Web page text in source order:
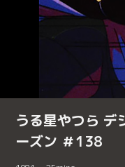
うる星やつら デ
ーズン ＃138